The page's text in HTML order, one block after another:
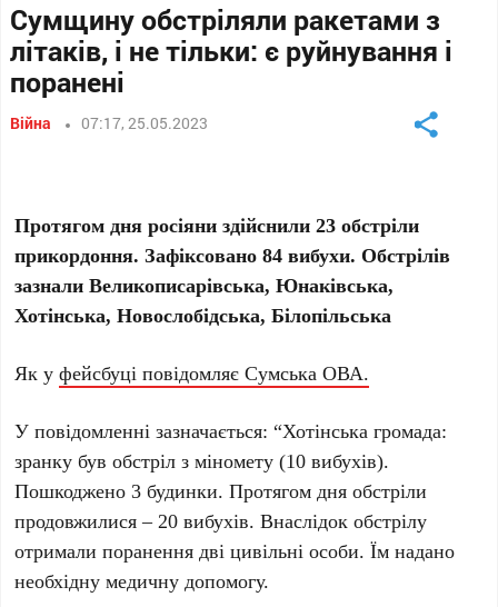
Сумщину обстріляли ракетами з
літаків, і не тільки: є руйнування і
поранені
Війна 07:17, 25.05.2023
Протягом дня росіяни здійснили 23 обстріли
прикордоння. Зафіксовано 84 вибухи. Обстрілів
зазнали Великописарівська, Юнаківська,
Хотінська, Новослобідська, Білопільська
Як уфейсбуці повідомляє Сумська ОВА.
У повідомленні зазначається: “Хотінська громада:
зранку був обстріл з міномету (10 вибухів).
Пошкоджено 3 будинки. Протягом дня обстріли
продовжилися – 20 вибухів. Внаслідок обстрілу
отримали поранення дві цивільні особи. Їм надано
необхідну медичну допомогу.